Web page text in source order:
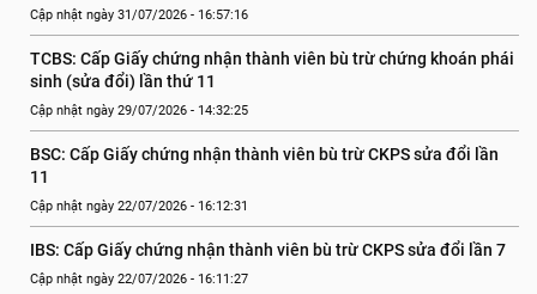
Cập nhật ngày 31/07/2026 - 16:57:16
TCBS: Cấp Giấy chứng nhận thành viên bù trừ chứng khoán phái
sinh (sửa đổi) lần thứ 11
Cập nhật ngày 29/07/2026 - 14:32:25
BSC: Cấp Giấy chứng nhận thành viên bù trừ CKPS sửa đổi lần
11
Cập nhật ngày 22/07/2026 - 16:12:31
IBS: Cấp Giấy chứng nhận thành viên bù trừ CKPS sửa đổi lần 7
Cập nhật ngày 22/07/2026 - 16:11:27